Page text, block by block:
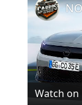
Watch on